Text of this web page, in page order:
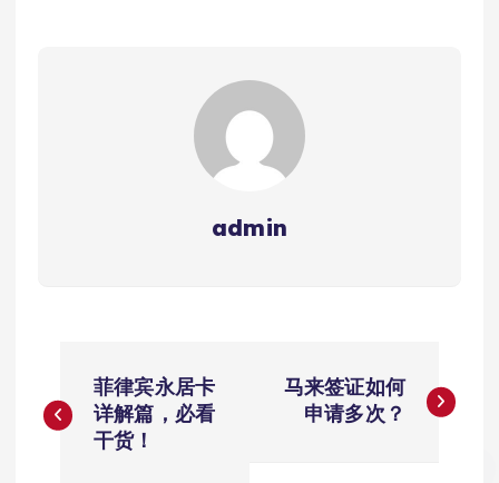
admin
章
菲律宾永居卡
详解篇，必看
干货！
马来签证如何
申请多次？